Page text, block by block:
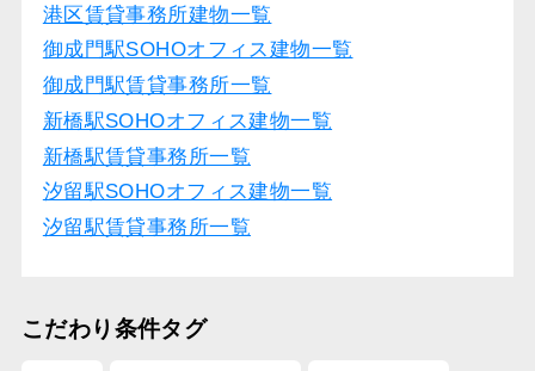
港区賃貸事務所建物一覧
御成門駅SOHOオフィス建物一覧
御成門駅賃貸事務所一覧
新橋駅SOHOオフィス建物一覧
新橋駅賃貸事務所一覧
汐留駅SOHOオフィス建物一覧
汐留駅賃貸事務所一覧
こだわり条件タグ